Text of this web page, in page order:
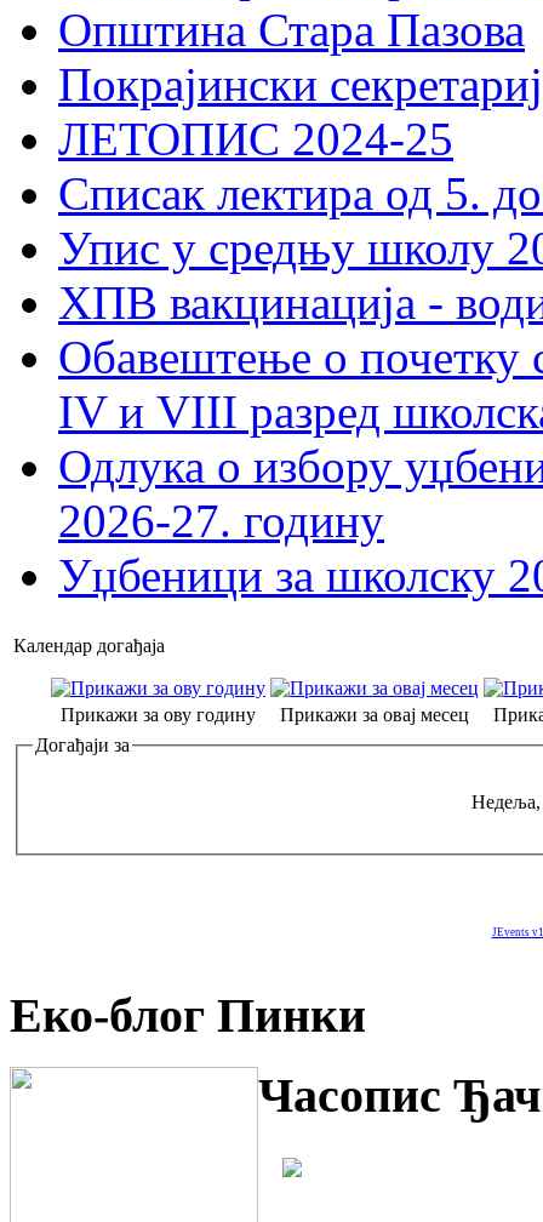
Општина Стара Пазова
Покрајински
ЛЕТОПИС 2024-25
Списак лектира од 5.
Упис у средњу школу
ХПВ вакцинација -
Обавештење о почетку
IV и VIII разред
Одлука о избору
2026-27. годину
Уџбеници за школску
Календар догађаја
Прикажи за ову годину Прикажи за овај месец
Догађаји за
Недеља,
JEvents
Еко-блог Пинки
Часопис